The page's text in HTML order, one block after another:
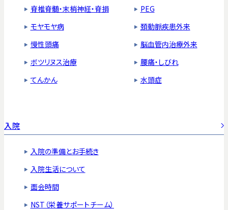
脊椎脊髄・末梢神経・脊損
モヤモヤ病
慢性頭痛
ボツリヌス治療
てんかん
PEG
頚動脈疾患外来
脳血管内治療外来
腰痛・しびれ
水頭症
入院
入院の準備とお手続き
入院生活について
面会時間
NST（栄養サポートチーム）